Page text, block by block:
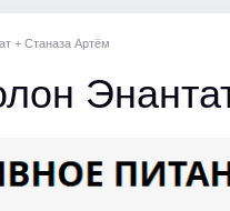
+ Станаза Артём